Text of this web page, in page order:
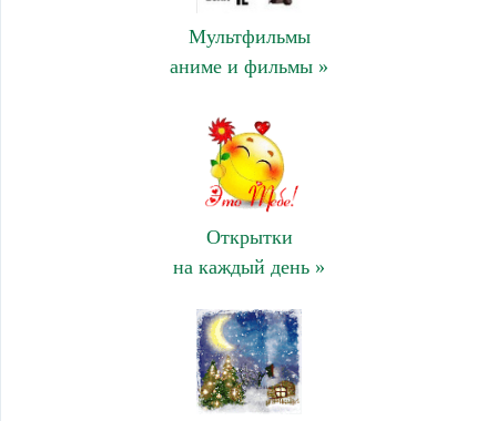
Мультфильмы
аниме и фильмы »
Открытки
на каждый день »